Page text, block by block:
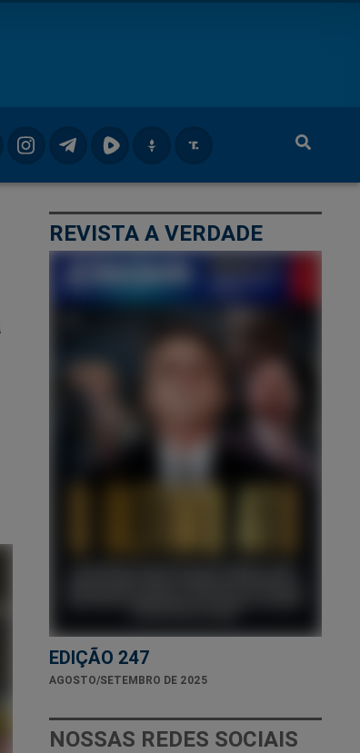
REVISTA A VERDADE
EDIÇÃO 247
AGOSTO/SETEMBRO DE 2025
NOSSAS REDES SOCIAIS